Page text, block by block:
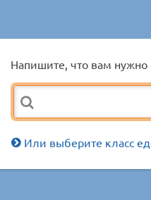
Напишите, что вам нужно
Или выберите класс